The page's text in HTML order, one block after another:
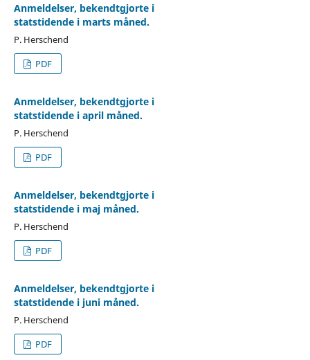
Anmeldelser, bekendtgjorte i
statstidende i marts måned.
P. Herschend
PDF
Anmeldelser, bekendtgjorte i
statstidende i april måned.
P. Herschend
PDF
Anmeldelser, bekendtgjorte i
statstidende i maj måned.
P. Herschend
PDF
Anmeldelser, bekendtgjorte i
statstidende i juni måned.
P. Herschend
PDF